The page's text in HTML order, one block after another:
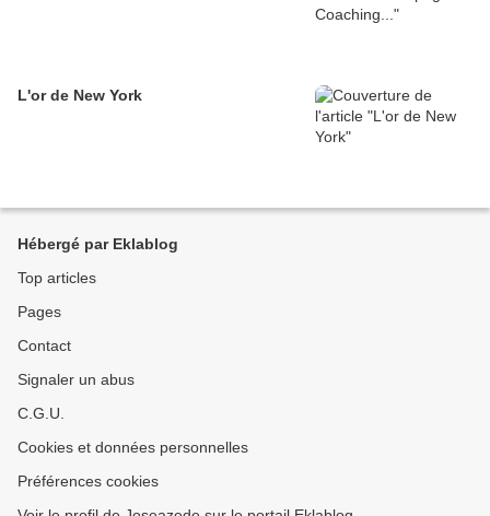
L'or de New York
Hébergé par Eklablog
Top articles
Pages
Contact
Signaler un abus
C.G.U.
Cookies et données personnelles
Préférences cookies